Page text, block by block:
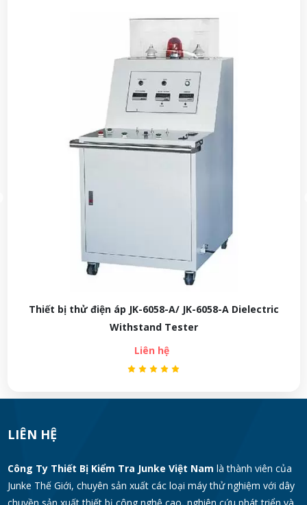
Thiết bị thử điện áp JK-6058-A/ JK-6058-A Dielectric
Withstand Tester
Liên hệ
LIÊN HỆ
Công Ty Thiết Bị Kiểm Tra Junke Việt Nam là thành viên của
Junke Thế Giới, chuyên sản xuất các loại máy thử nghiệm với dây
chuyền sản xuất thiết bị công nghệ cao, nghiên cứu phát triển và